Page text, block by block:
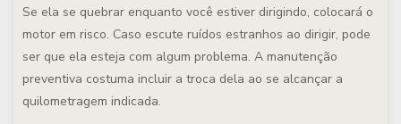
Se ela se quebrar enquanto você estiver dirigindo, colocará o
motor em risco. Caso escute ruídos estranhos ao dirigir, pode
ser que ela esteja com algum problema. A manutenção
preventiva costuma incluir a troca dela ao se alcançar a
quilometragem indicada.